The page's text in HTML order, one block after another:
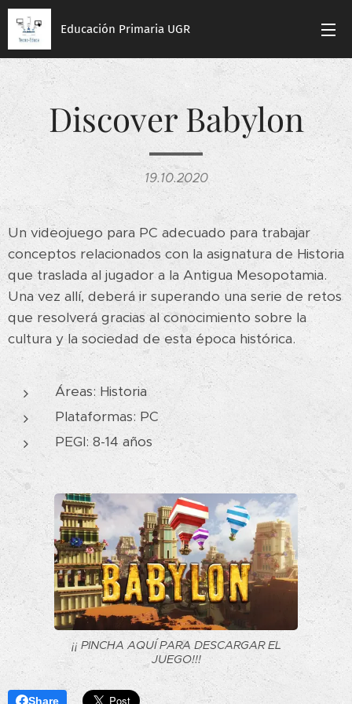
Educación Primaria UGR
Discover Babylon
19.10.2020
Un videojuego para PC adecuado para trabajar
conceptos relacionados con la asignatura de Historia
que traslada al jugador a la Antigua Mesopotamia.
Una vez allí, deberá ir superando una serie de retos
que resolverá gracias al conocimiento sobre la
cultura y la sociedad de esta época histórica.
Áreas: Historia
Plataformas: PC
PEGI: 8-14 años
¡¡ PINCHA AQUÍ PARA DESCARGAR EL
JUEGO!!!
Share